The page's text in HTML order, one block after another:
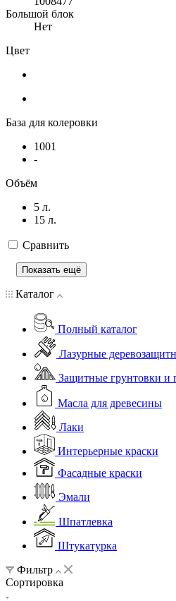
Большой блок
Нет
Цвет
База для колеровки
1001
-
Объём
5 л.
15 л.
Сравнить
Показать ещё
Каталог
Полный каталог
Лазурные
Защитные грунтовки и
Масла для древесины
Лаки
Интерьерные краски
Фасадные краски
Эмали
Шпатлевка
Штукатурка
Фильтр
Сортировка